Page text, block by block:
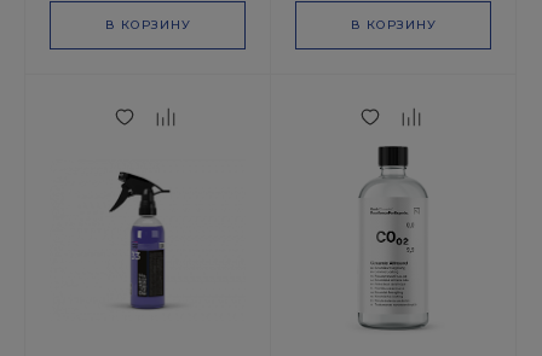
В КОРЗИНУ В КОРЗИНУ